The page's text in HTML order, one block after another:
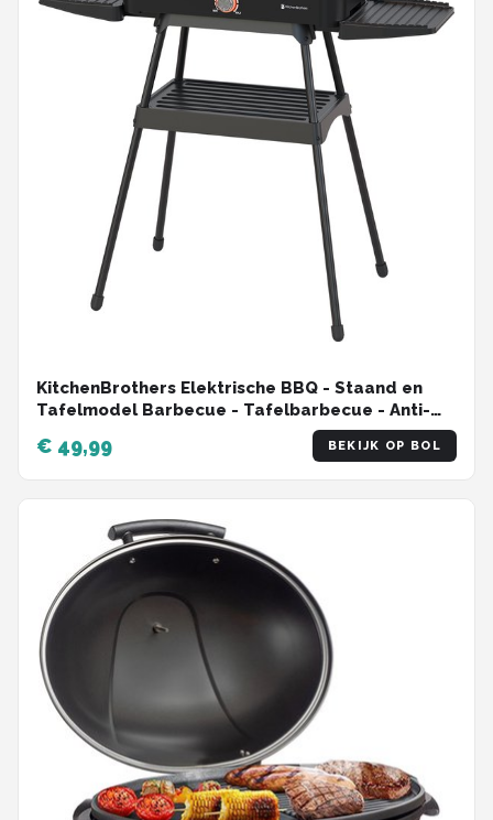
KitchenBrothers Elektrische BBQ - Staand en
Tafelmodel Barbecue - Tafelbarbecue - Anti-
aanbaklaag - 24x50cm Grilloppervlak - 2200W -
Zwart
€ 49,99 BEKIJK OP BOL